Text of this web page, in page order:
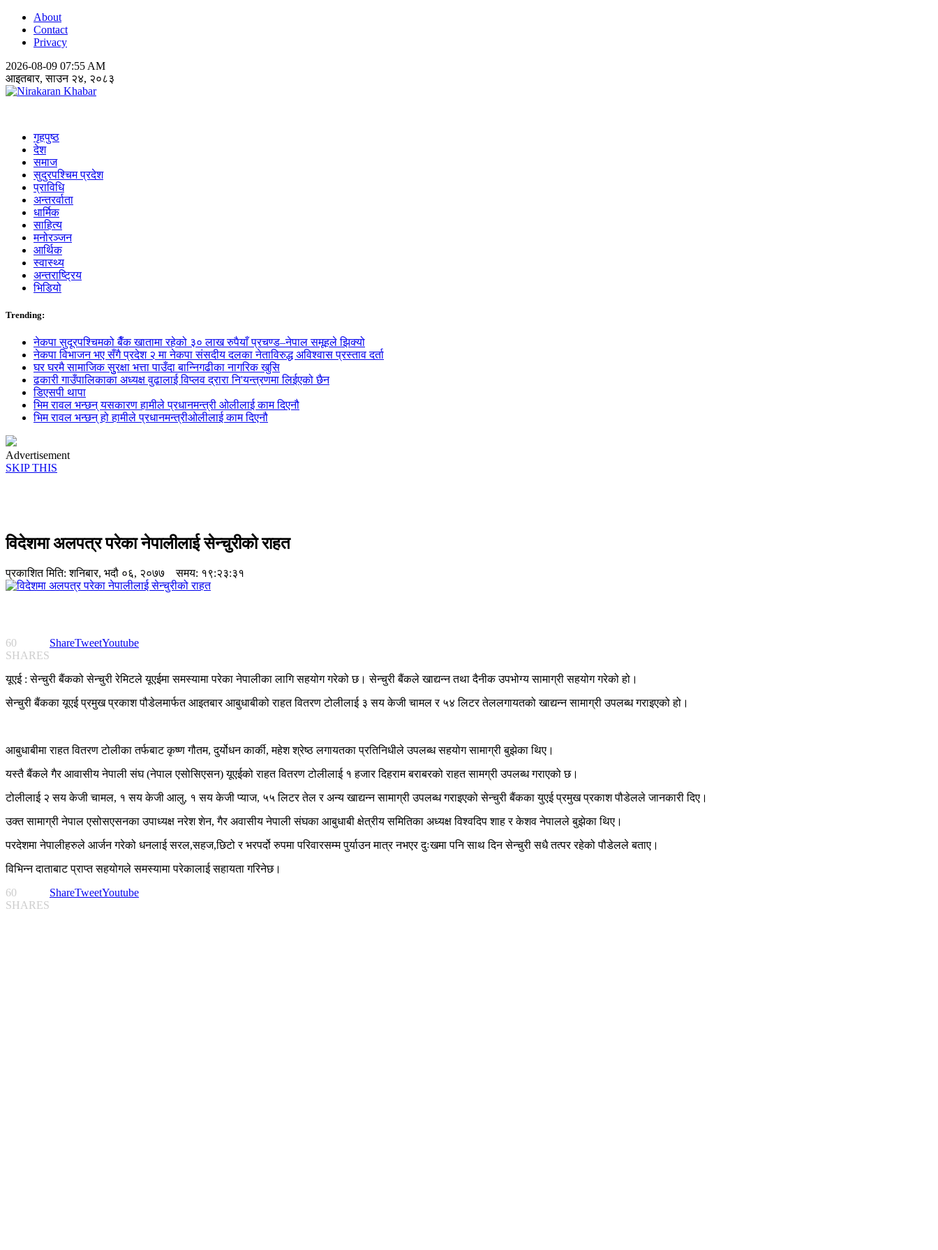
About
Contact
Privacy
2026-08-09 07:55 AM
आइतबार, साउन २४, २०८३
गृहपुष्ठ
देश
समाज
सुदुरपश्चिम प्रदेश
प्राविधि
अन्तरर्वाता
धार्मिक
साहित्य
मनोरञ्जन
आर्थिक
स्वास्थ्य
अन्तराष्ट्रिय
भिडियो
Trending:
नेकपा सुदूरपश्चिमको बैँक खातामा रहेको ३० लाख रुपैयाँ प्रचण्ड–नेपाल समूहले झिक्य‍ो
नेकपा विभाजन भए सँगै प्रदेश २ मा नेकपा संसदीय दलका नेताविरुद्ध अविश्वास प्रस्ताव दर्ता
घर घरमै सामाजिक सुुरक्षा भत्ता पाउँदा बान्निगढीका नागरिक खुसि
ढकारी गाउँपालिकाका अध्यक्ष वुढालाई विप्लव द्रारा नि'यन्त्रणमा लिईएको छैन
डिएसपी थापा
भिम रावल भन्छन् यसकारण हामीले प्रधानमन्त्री ओलीलाई काम दिएनौ
भिम रावल भन्छन् हो हामीले प्रधानमन्त्रीओलीलाई काम दिएनौ
Advertisement
SKIP THIS
विदेशमा अलपत्र परेका नेपालीलाई सेन्चुरीको राहत
प्रकाशित मिति:शनिबार, भदौ ०६, २०७७ समय: १९:२३:३१
60
SHARES
ShareTweetYoutube
यूएई : सेन्चुरी बैंकको सेन्चुरी रेमिटले यूएईमा समस्यामा परेका नेपालीका लागि सहयोग गरेको छ। सेन्चुरी बैंकले खाद्यन्न तथा दैनीक उपभोग्य सामाग्री सहयोग गरेको हो।
सेन्चुरी बैंकका यूएई प्रमुख प्रकाश पौडेलमार्फत आइतबार आबुधाबीको राहत वितरण टोलीलाई ३ सय केजी चामल र ५४ लिटर तेललगायतको खाद्यन्न सामाग्री उपलब्ध गराइएको हो।
आबुधाबीमा राहत वितरण टोलीका तर्फबाट कृष्ण गौतम, दुर्योधन कार्की, महेश श्रेष्ठ लगायतका प्रतिनिधीले उपलब्ध सहयोग सामाग्री बुझेका थिए।
यस्तै बैंकले गैर आवासीय नेपाली संघ (नेपाल एसोसिएसन) यूएईको राहत वितरण टोलीलाई १ हजार दिहराम बराबरको राहत सामग्री उपलब्ध गराएको छ।
टोलीलाई २ सय केजी चामल, १ सय केजी आलु, १ सय केजी प्याज, ५५ लिटर तेल र अन्य खाद्यन्न सामाग्री उपलब्ध गराइएको सेन्चुरी बैंकका युएई प्रमुख प्रकाश पौडेलले जानकारी दिए।
उक्त सामाग्री नेपाल एसोसएसनका उपाध्यक्ष नरेश शेन, गैर अवासीय नेपाली संघका आबुधाबी क्षेत्रीय समितिका अध्यक्ष विश्वदिप शाह र केशव नेपालले बुझेका थिए।
परदेशमा नेपालीहरुले आर्जन गरेको धनलाई सरल,सहज,छिटो र भरपर्दो रुपमा परिवारसम्म पुर्याउन मात्र नभएर दुःखमा पनि साथ दिन सेन्चुरी सधै तत्पर रहेको पौडेलले बताए।
विभिन्न दाताबाट प्राप्त सहयोगले समस्यामा परेकालाई सहायता गरिनेछ।
60
SHARES
ShareTweetYoutube